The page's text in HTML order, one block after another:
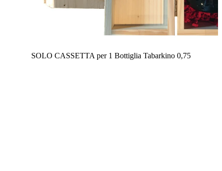
SOLO CASSETTA per 1 Bottiglia Tabarkino 0,75